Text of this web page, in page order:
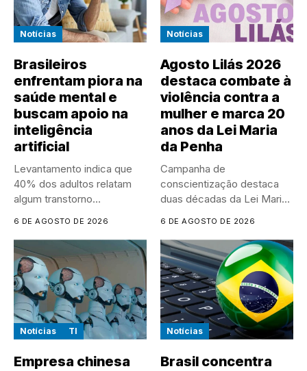
Notícias
Brasileiros
enfrentam piora na
saúde mental e
buscam apoio na
inteligência
artificial
Levantamento indica que
40% dos adultos relatam
algum transtorno
6 DE AGOSTO DE 2026
Notícias
Agosto Lilás 2026
destaca combate à
violência contra a
mulher e marca 20
anos da Lei Maria
da Penha
Campanha de
conscientização destaca
duas décadas da Lei Maria
6 DE AGOSTO DE 2026
Notícias TI
Empresa chinesa
Notícias
Brasil concentra